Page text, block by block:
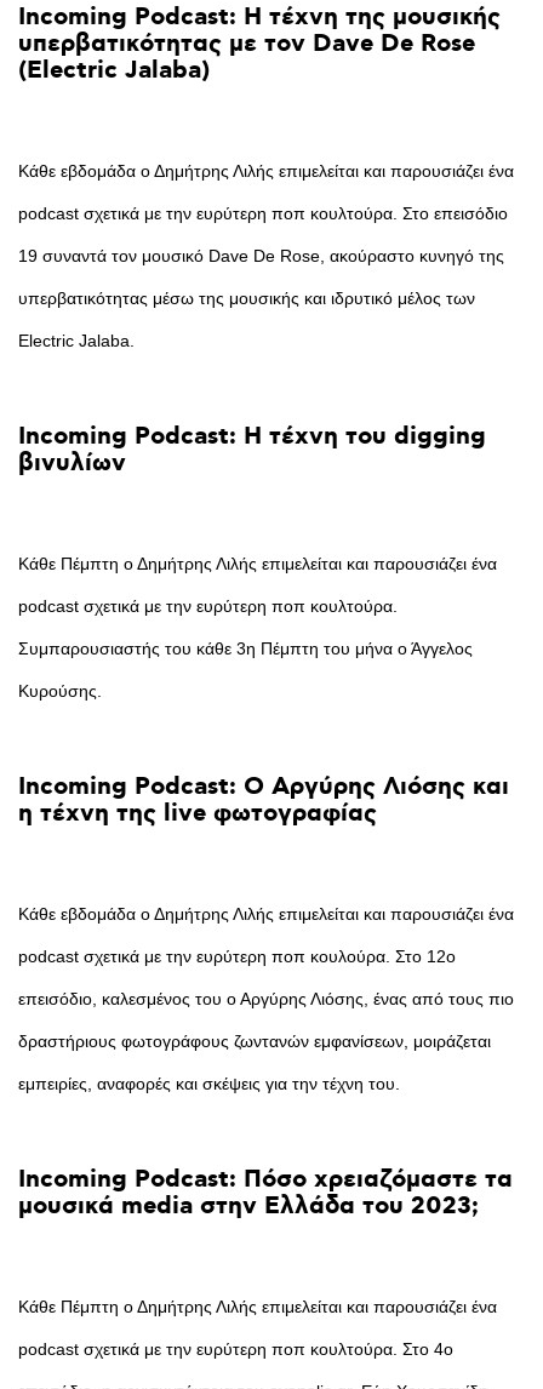
Incoming Podcast: Η τέχνη της μουσικής
υπερβατικότητας με τον Dave De Rose
(Electric Jalaba)
Κάθε εβδομάδα ο Δημήτρης Λιλής επιμελείται και παρουσιάζει ένα
podcast σχετικά με την ευρύτερη ποπ κουλτούρα. Στο επεισόδιο
19 συναντά τον μουσικό Dave De Rose, ακούραστο κυνηγό της
υπερβατικότητας μέσω της μουσικής και ιδρυτικό μέλος των
Electric Jalaba.
Incoming Podcast: Η τέχνη του digging
βινυλίων
Κάθε Πέμπτη ο Δημήτρης Λιλής επιμελείται και παρουσιάζει ένα
podcast σχετικά με την ευρύτερη ποπ κουλτούρα.
Συμπαρουσιαστής του κάθε 3η Πέμπτη του μήνα ο Άγγελος
Κυρούσης.
Incoming Podcast: Ο Αργύρης Λιόσης και
η τέχνη της live φωτογραφίας
Κάθε εβδομάδα ο Δημήτρης Λιλής επιμελείται και παρουσιάζει ένα
podcast σχετικά με την ευρύτερη ποπ κουλούρα. Στο 12ο
επεισόδιο, καλεσμένος του ο Αργύρης Λιόσης, ένας από τους πιο
δραστήριους φωτογράφους ζωντανών εμφανίσεων, μοιράζεται
εμπειρίες, αναφορές και σκέψεις για την τέχνη του.
Incoming Podcast: Πόσο χρειαζόμαστε τα
μουσικά media στην Ελλάδα του 2023;
Κάθε Πέμπτη ο Δημήτρης Λιλής επιμελείται και παρουσιάζει ένα
podcast σχετικά με την ευρύτερη ποπ κουλτούρα. Στο 4ο